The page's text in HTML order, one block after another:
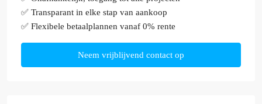
✅ Transparant in elke stap van aankoop
✅ Flexibele betaalplannen vanaf 0% rente
Neem vrijblijvend contact op